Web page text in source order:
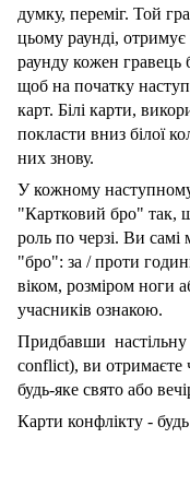
думку, переміг. Той
цьому раунді, отримує
раунду кожен гравець
щоб на початку
карт. Білі карти,
покласти вниз білої
них знову.
У кожному
"Картковий бро" так,
роль по черзі. Ви
"бро": за / проти
віком, розміром ноги
учасників ознакою.
Придбавши настільну
conflict), ви отримаєте
будь-яке свято або
Карти конфлікту -